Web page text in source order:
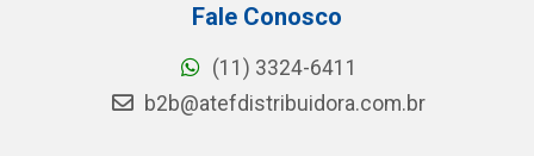
Fale Conosco
(11) 3324-6411
b2b@atefdistribuidora.com.br